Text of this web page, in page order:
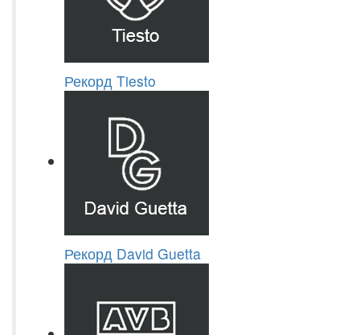
Рекорд Tiesto
Рекорд David Guetta